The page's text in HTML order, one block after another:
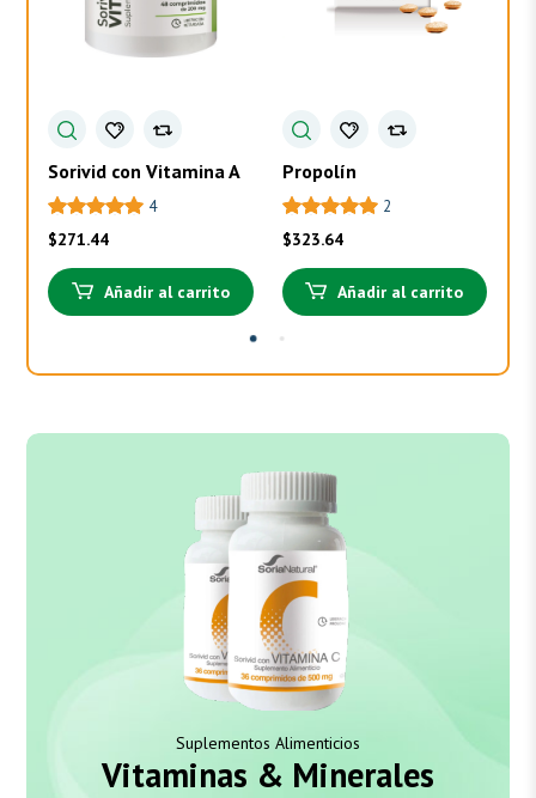
Sorivid con Vitamina A
4
$271.44
Añadir al carrito
Propolín
2
$323.64
Añadir al carrito
Suplementos Alimenticios
Vitaminas & Minerales